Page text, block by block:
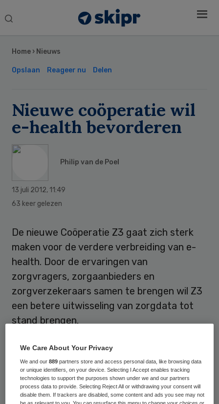
Search
Home › Nieuws
Opslaan Reageer nu Delen
Nieuwe coöperatie wil
e-health bevorderen
Philip van de Poel
13 juli 2012, 11:49
63 keer gelezen
De nieuwe Coöperatie Z3 gaat zich sterk
maken voor de verdere verbreiding van e-
health. Door de ervaringen van
zorgvragers, zorgaanbieders en
zorgverzekeraars samen te brengen wil Z3
een betere uitwisseling van zorgdata tot
stand brengen.
Een en ander moet leiden tot een betere
communicatie tussen zorgverleners
onderling en tussen zorgverlener en
zorgvrager. Om dit te bereiken mikt Z3 op
Sidebar
We Care About Your Privacy
We and our889 partners store and access personal data, like browsing data
or unique identifiers, on your device. Selecting I Accept enables tracking
technologies to support the purposes shown under we and our partners
process data to provide. Selecting Reject All or withdrawing your consent will
disable them. If trackers are disabled, some content and ads you see may not
be as relevant to you. You can resurface this menu to change your choices or